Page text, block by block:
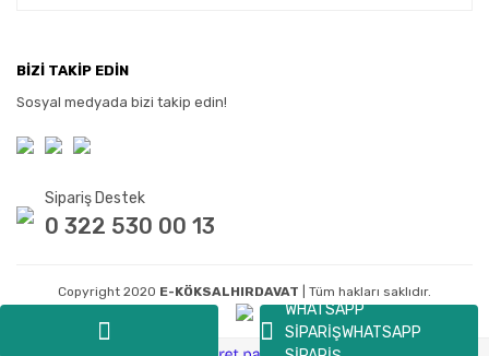
WHATSAPP
SİPARİŞWHATSAPP
BİZİ TAKİP EDİN
Sosyal medyada bizi takip edin!
Sipariş Destek
0 322 530 00 13
Copyright 2020 E-KÖKSALHIRDAVAT | Tüm hakları saklıdır.